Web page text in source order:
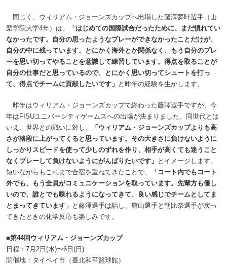
同じく、ウィリアム・ジョーンズカップへ出場した藤澤夢叶選手（山
梨学院大学4年）は、
「はじめての国際試合だったために、まだ慣れてい
なかったです。自分の思ったようなプレーができなかったことだけが、
自分の中に残っています。とにかく海外とか関係なく、もう自分のプレ
ーを思い切ってやることを意識して練習しています。得点を取ることが
自分の仕事だと思っているので、とにかく思い切ってシュートを打っ
て、得点でチームに貢献したいです」 と昨年の経験を生かします。
昨年はウィリアム・ジョーンズカップで終わった藤澤選手ですが、今
年はFISUユニバーシティゲームスへの出場が決まりました。同世代とは
いえ、世界との戦いに対し、
「ウィリアム・ジョーンズカップよりも高
さが格段に上がってくると思っています。その大きさに負けないように
しっかりスピードを使って少しのずれを作り、相手が高くても迷うこと
なくプレーして負けないようにがんばりたいです」 とイメージします。
短いながらもこれまで合宿を重ねてきたことで、
「コート内でもコート
外でも、もう全員がコミュニケーションを取っています。先輩方も優し
いので、誰とでも喋れるようになってきて、良い感じでチームとしてま
とまってきています」 と藤澤選手は話し、舘山選手と朝比奈選手が戻っ
てきたときの化学反応も楽しみです。
■第44回ウィリアム・ジョーンズカップ
日程：7月2日(水)〜6日(日)
開催地：タイペイ市（臺北和平籃球館）